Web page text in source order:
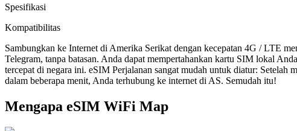
Spesifikasi
Kompatibilitas
Sambungkan ke Internet di Amerika Serikat dengan kecepatan 4G / LTE
Telegram, tanpa batasan. Anda dapat mempertahankan kartu SIM lokal
tercepat di negara ini. eSIM Perjalanan sangat mudah untuk diatur:
dalam beberapa menit, Anda terhubung ke internet di AS. Semudah itu!
Mengapa eSIM WiFi Map